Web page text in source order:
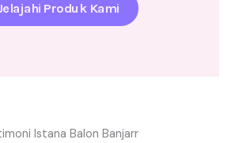
Produk Kami
Istana Balon Banjarr